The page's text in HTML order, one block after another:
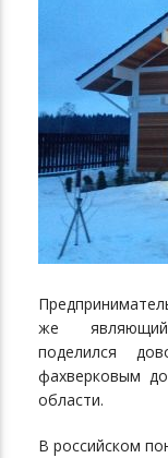
же
поделился
фахверковым
области.
В российском